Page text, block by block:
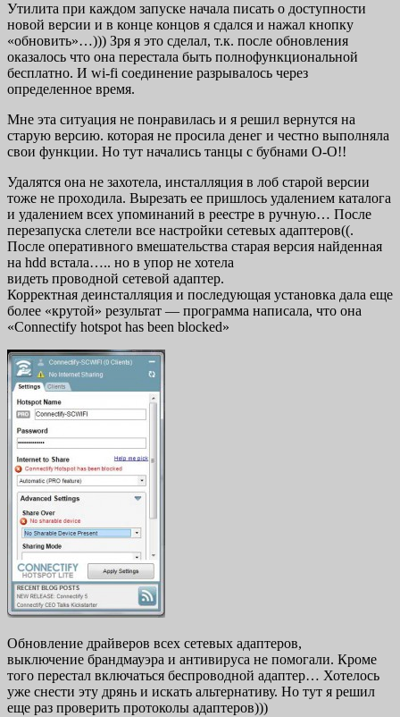
Утилита при каждом запуске начала писать о доступности
новой версии и в конце концов я сдался и нажал кнопку
«обновить»…))) Зря я это сделал, т.к. после обновления
оказалось что она перестала быть полнофункциональной
бесплатно. И wi-fi соединение разрывалось через
определенное время.
Мне эта ситуация не понравилась и я решил вернутся на
старую версию. которая не просила денег и честно выполняла
свои функции. Но тут начались танцы с бубнами О-О!!
Удалятся она не захотела, инсталляция в лоб старой версии
тоже не проходила. Вырезать ее пришлось удалением каталога
и удалением всех упоминаний в реестре в ручную… После
перезапуска слетели все настройки сетевых адаптеров((.
После оперативного вмешательства старая версия найденная
на hdd встала….. но в упор не хотела
видеть проводной сетевой адаптер.
Корректная деинсталляция и последующая установка дала еще
более «крутой» результат — программа написала, что она
«Connectify hotspot has been blocked»
Обновление драйверов всех сетевых адаптеров,
выключение брандмауэра и антивируса не помогали. Кроме
того перестал включаться беспроводной адаптер… Хотелось
уже снести эту дрянь и искать альтернативу. Но тут я решил
еще раз проверить протоколы адаптеров)))